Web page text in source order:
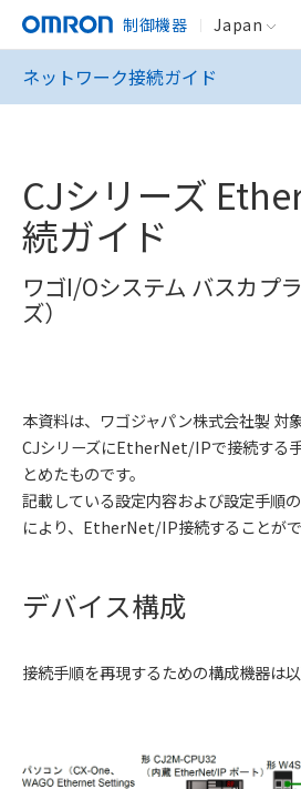
制御機器 Japan
ネットワーク接続ガイド
CJシリーズ
続ガイド
ワゴI/Oシステム バスカプ
ズ）
本資料は、ワゴジャパン株式会社製 対
CJシリーズにEtherNet/IPで接続する
とめたものです。
記載している設定内容および設定手順
により、EtherNet/IP接続することがで
デバイス構成
接続手順を再現するための構成機器は以